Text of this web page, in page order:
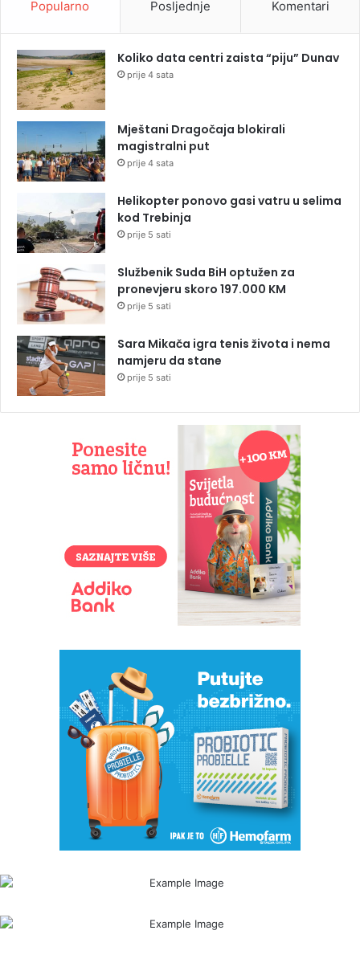
Popularno Posljednje Komentari
Koliko data centri zaista “piju” Dunav
prije 4 sata
Mještani Dragočaja blokirali
magistralni put
prije 4 sata
Helikopter ponovo gasi vatru u selima
kod Trebinja
prije 5 sati
Službenik Suda BiH optužen za
pronevjeru skoro 197.000 KM
prije 5 sati
Sara Mikača igra tenis života i nema
namjeru da stane
prije 5 sati